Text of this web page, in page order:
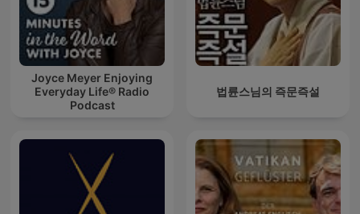
법륜스님의 즉문즉설
Joyce Meyer Enjoying
Everyday Life® Radio
Podcast